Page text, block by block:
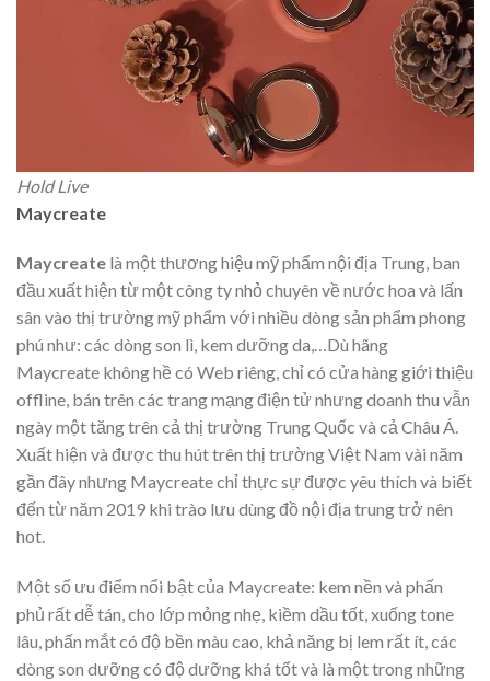
Hold Live
Maycreate
Maycreate là một thương hiệu mỹ phẩm nội địa Trung, ban
đầu xuất hiện từ một công ty nhỏ chuyên về nước hoa và lấn
sân vào thị trường mỹ phẩm với nhiều dòng sản phẩm phong
phú như: các dòng son lì, kem dưỡng da,…Dù hãng
Maycreate không hề có Web riêng, chỉ có cửa hàng giới thiệu
offline, bán trên các trang mạng điện tử nhưng doanh thu vẫn
ngày một tăng trên cả thị trường Trung Quốc và cả Châu Á.
Xuất hiện và được thu hút trên thị trường Việt Nam vài năm
gần đây nhưng Maycreate chỉ thực sự được yêu thích và biết
đến từ năm 2019 khi trào lưu dùng đồ nội địa trung trở nên
hot.
Một số ưu điểm nổi bật của Maycreate: kem nền và phấn
phủ rất dễ tán, cho lớp mỏng nhẹ, kiềm dầu tốt, xuống tone
lâu, phấn mắt có độ bền màu cao, khả năng bị lem rất ít, các
dòng son dưỡng có độ dưỡng khá tốt và là một trong những